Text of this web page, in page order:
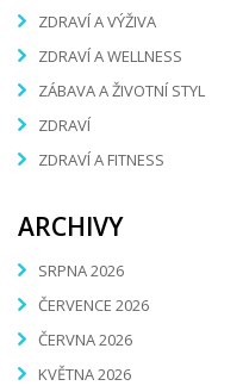
ZDRAVÍ A VÝŽIVA
ZDRAVÍ A WELLNESS
ZÁBAVA A ŽIVOTNÍ STYL
ZDRAVÍ
ZDRAVÍ A FITNESS
ARCHIVY
SRPNA 2026
ČERVENCE 2026
ČERVNA 2026
KVĚTNA 2026